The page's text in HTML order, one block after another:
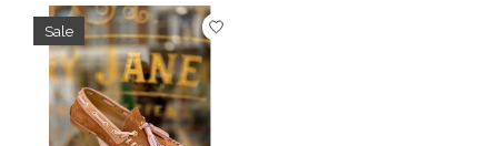
Items van productcarrousel
Sale